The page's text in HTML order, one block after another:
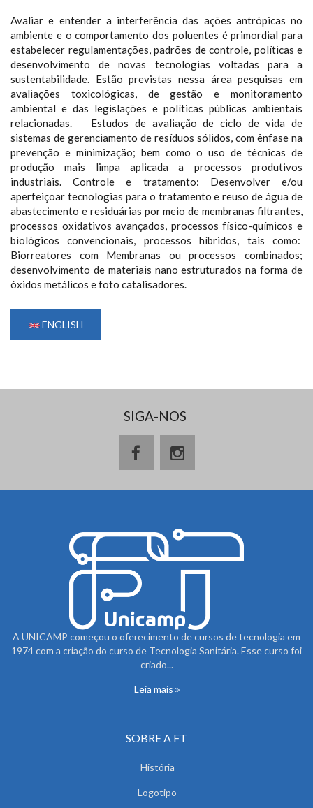
Avaliar e entender a interferência das ações antrópicas no
ambiente e o comportamento dos poluentes é primordial para
estabelecer regulamentações, padrões de controle, políticas e
desenvolvimento de novas tecnologias voltadas para a
sustentabilidade. Estão previstas nessa área pesquisas em
avaliações toxicológicas, de gestão e monitoramento
ambiental e das legislações e políticas públicas ambientais
relacionadas. Estudos de avaliação de ciclo de vida de
sistemas de gerenciamento de resíduos sólidos, com ênfase na
prevenção e minimização; bem como o uso de técnicas de
produção mais limpa aplicada a processos produtivos
industriais. Controle e tratamento: Desenvolver e/ou
aperfeiçoar tecnologias para o tratamento e reuso de água de
abastecimento e residuárias por meio de membranas filtrantes,
processos oxidativos avançados, processos físico-químicos e
biológicos convencionais, processos híbridos, tais como:
Biorreatores com Membranas ou processos combinados;
desenvolvimento de materiais nano estruturados na forma de
óxidos metálicos e foto catalisadores.
ENGLISH
SIGA-NOS
A UNICAMP começou o oferecimento de cursos de tecnologia em
1974 com a criação do curso de Tecnologia Sanitária. Esse curso foi
criado...
Leia mais
SOBRE A FT
História
Logotipo